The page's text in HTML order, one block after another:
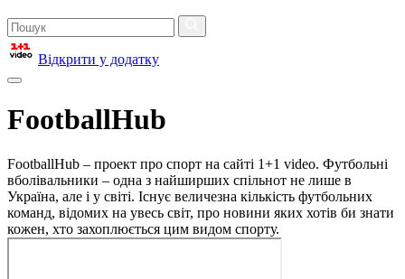
Відкрити у додатку
FootballHub
FootballHub – проект про спорт на сайті 1+1 video. Футбольні
вболівальники – одна з найширших спільнот не лише в
Україна, але і у світі. Існує величезна кількість футбольних
команд, відомих на увесь світ, про новини яких хотів би знати
кожен, хто захоплюється цим видом спорту.